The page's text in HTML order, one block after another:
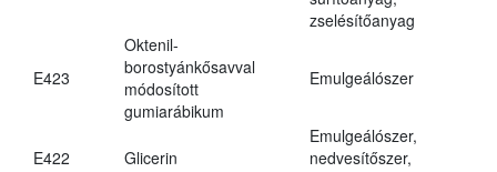
zselésítőanyag
E423
Oktenil-
borostyánkősavval
módosított
gumiarábikum
Emulgeálószer
E422 Glicerin
Emulgeálószer,
nedvesítőszer,